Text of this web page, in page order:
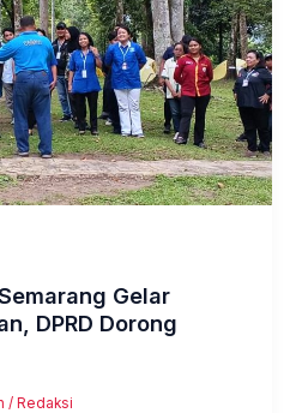
Gelar
DPRD Dorong
/ Redaksi